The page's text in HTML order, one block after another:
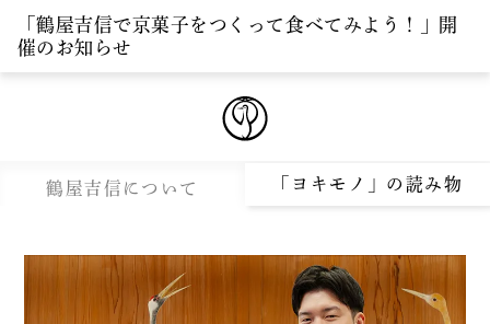
「鶴屋吉信で京菓子をつくって食べてみよう！」開
催のお知らせ
鶴屋吉信について 「ヨキモノ」の読み物